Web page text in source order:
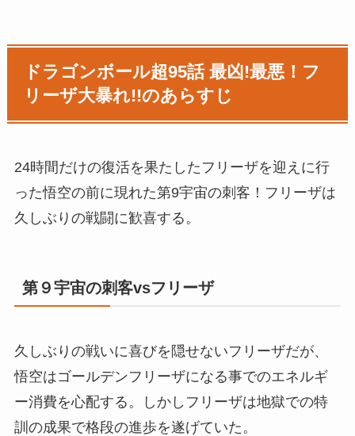
ドラゴンボール超95話 最凶!最悪！フ
リーザ大暴れ!!のあらすじ
24時間だけの復活を果たしたフリーザを迎えに行
った悟空の前に現れた第9宇宙の刺客！フリーザは
久しぶりの戦闘に歓喜する。
第９宇宙の刺客vsフリーザ
久しぶりの戦いに喜びを隠せないフリーザだが、
悟空はゴールデンフリーザになる事でのエネルギ
ー消費を心配する。しかしフリーザは地獄での特
訓の成果で格段の進歩を遂げていた。